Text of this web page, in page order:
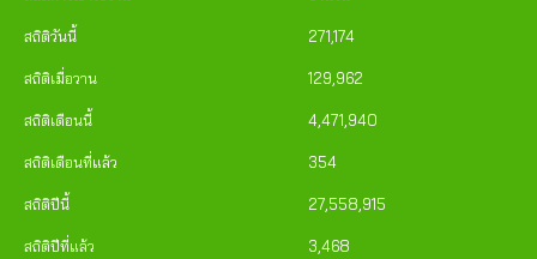
สถิติวันนี้ 271,174
สถิติเมื่อวาน 129,962
สถิติเดือนนี้ 4,471,940
สถิติเดือนที่แล้ว 354
สถิติปีนี้ 27,558,915
สถิติปีที่แล้ว 3,468